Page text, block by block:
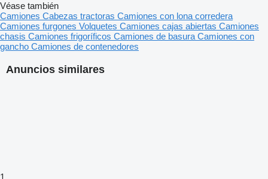
Anuncios similares
Véase también
Camiones Cabezas tractoras Camiones con lona corredera
Camiones furgones Volquetes Camiones cajas abiertas Camiones
chasis Camiones frigoríficos Camiones de basura Camiones con
gancho Camiones de contenedores